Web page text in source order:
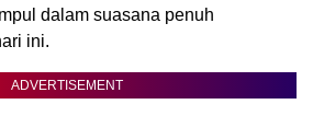
dalam suasana penuh
ini.
ADVERTISEMENT